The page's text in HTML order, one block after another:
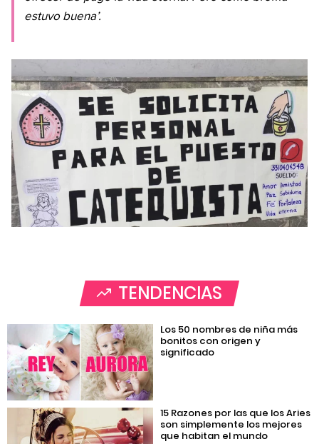
estuvo buena’.
TENDENCIAS
Los 50 nombres de niña más
bonitos con origen y
significado
15 Razones por las que los Aries
son simplemente los mejores
que habitan el mundo